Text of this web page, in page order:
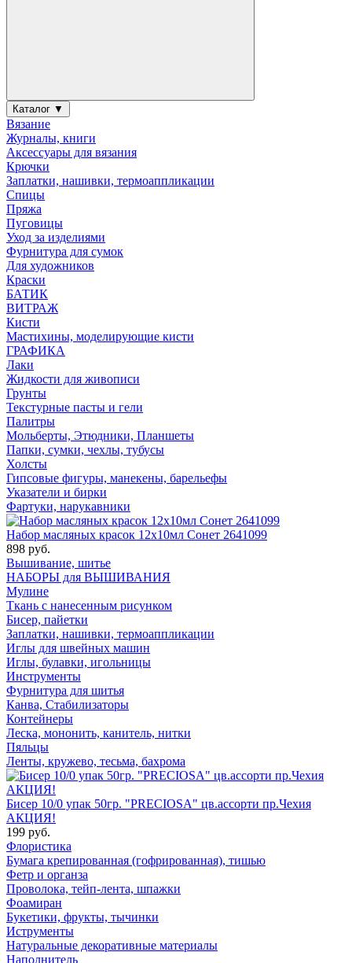
Каталог ▼
Вязание
Журналы, книги
Аксессуары для вязания
Крючки
Заплатки, нашивки, термоаппликации
Спицы
Пряжа
Пуговицы
Уход за изделиями
Фурнитура для сумок
Для художников
Краски
БАТИК
ВИТРАЖ
Кисти
Мастихины, моделирующие кисти
ГРАФИКА
Лаки
Жидкости для живописи
Грунты
Текстурные пасты и гели
Палитры
Мольберты, Этюдники, Планшеты
Папки, сумки, чехлы, тубусы
Холсты
Гипсовые фигуры, манекены, барельефы
Указатели и бирки
Фартуки, нарукавники
Набор масляных красок 12х10мл Сонет 2641099
898 руб.
Вышивание, шитье
НАБОРЫ для ВЫШИВАНИЯ
Мулине
Ткань с нанесенным рисунком
Бисер, пайетки
Заплатки, нашивки, термоаппликации
Иглы для швейных машин
Иглы, булавки, игольницы
Инструменты
Фурнитура для шитья
Канва, Стабилизаторы
Контейнеры
Леска, мононить, канитель, нитки
Пяльцы
Ленты, кружево, тесьма, бахрома
Бисер 10/0 упак 50гр. "PRECIOSA" цв.ассорти пр.Чехия
АКЦИЯ!
199 руб.
Флористика
Бумага крепированная (гофрированная), тишью
Фетр и органза
Проволока, тейп-лента, шпажки
Фоамиран
Букетики, фрукты, тычинки
Иструменты
Натуральные декоративные материалы
Наполнитель